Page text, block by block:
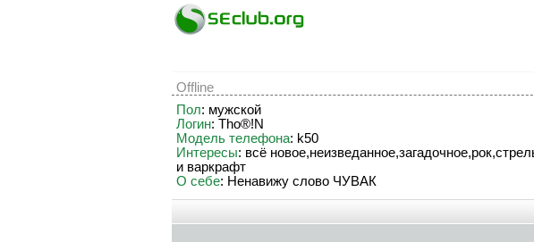
Offline
Пол: мужской
Логин: Tho®!N
Модель телефона: k50
Интересы: всё
и варкрафт
О себе: Ненавижу слово ЧУВАК